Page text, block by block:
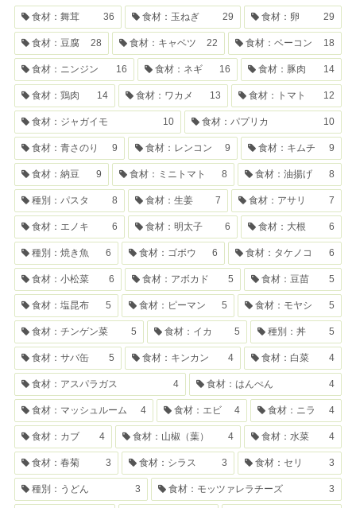
食材：舞茸 36 食材：玉ねぎ 29 食材：卵 29
食材：豆腐 28 食材：キャベツ 22 食材：ベーコン 18
食材：ニンジン 16 食材：ネギ 16 食材：豚肉 14
食材：鶏肉 14 食材：ワカメ 13 食材：トマト 12
食材：ジャガイモ 10 食材：パプリカ 10
食材：青さのり 9 食材：レンコン 9 食材：キムチ 9
食材：納豆 9 食材：ミニトマト 8 食材：油揚げ 8
種別：パスタ 8 食材：生姜 7 食材：アサリ 7
食材：エノキ 6 食材：明太子 6 食材：大根 6
種別：焼き魚 6 食材：ゴボウ 6 食材：タケノコ 6
食材：小松菜 6 食材：アボカド 5 食材：豆苗 5
食材：塩昆布 5 食材：ピーマン 5 食材：モヤシ 5
食材：チンゲン菜 5 食材：イカ 5 種別：丼 5
食材：サバ缶 5 食材：キンカン 4 食材：白菜 4
食材：アスパラガス 4 食材：はんぺん 4
食材：マッシュルーム 4 食材：エビ 4 食材：ニラ 4
食材：カブ 4 食材：山椒（葉） 4 食材：水菜 4
食材：春菊 3 食材：シラス 3 食材：セリ 3
種別：うどん 3 食材：モッツァレラチーズ 3